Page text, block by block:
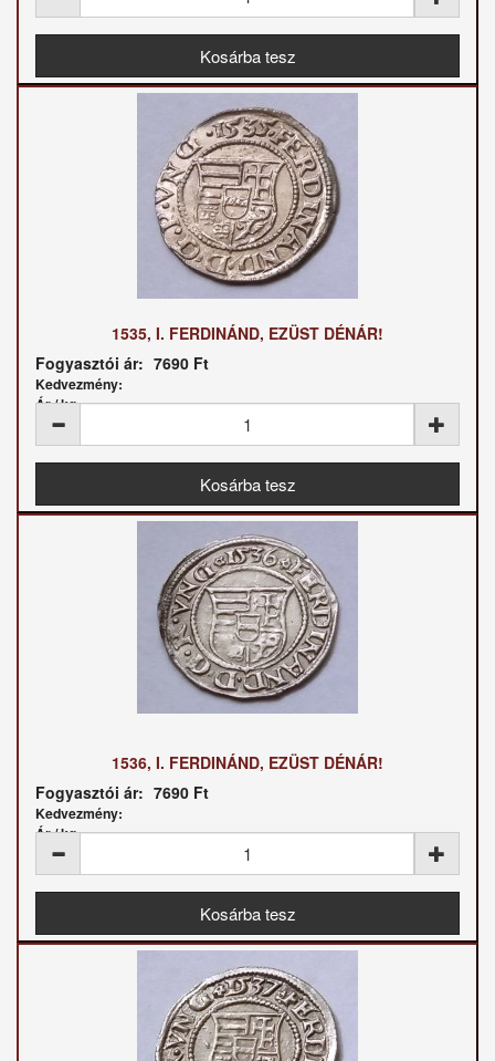
1535, I. FERDINÁND, EZÜST DÉNÁR!
Fogyasztói ár: 7690 Ft
Kedvezmény:
Ár / kg:
1536, I. FERDINÁND, EZÜST DÉNÁR!
Fogyasztói ár: 7690 Ft
Kedvezmény:
Ár / kg: